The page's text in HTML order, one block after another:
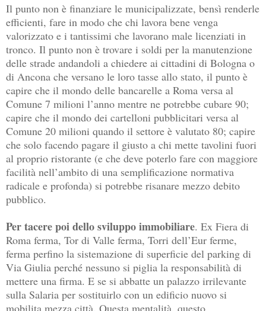
Il punto non è finanziare le municipalizzate, bensì renderle
efficienti, fare in modo che chi lavora bene venga
valorizzato e i tantissimi che lavorano male licenziati in
tronco. Il punto non è trovare i soldi per la manutenzione
delle strade andandoli a chiedere ai cittadini di Bologna o
di Ancona che versano le loro tasse allo stato, il punto è
capire che il mondo delle bancarelle a Roma versa al
Comune 7 milioni l’anno mentre ne potrebbe cubare 90;
capire che il mondo dei cartelloni pubblicitari versa al
Comune 20 milioni quando il settore è valutato 80; capire
che solo facendo pagare il giusto a chi mette tavolini fuori
al proprio ristorante (e che deve poterlo fare con maggiore
facilità nell’ambito di una semplificazione normativa
radicale e profonda) si potrebbe risanare mezzo debito
pubblico.
Per tacere poi dello sviluppo immobiliare. Ex Fiera di
Roma ferma, Tor di Valle ferma, Torri dell’Eur ferme,
ferma perfino la sistemazione di superficie del parking di
Via Giulia perché nessuno si piglia la responsabilità di
mettere una firma. E se si abbatte un palazzo irrilevante
sulla Salaria per sostituirlo con un edificio nuovo si
mobilita mezza città. Questa mentalità, questo